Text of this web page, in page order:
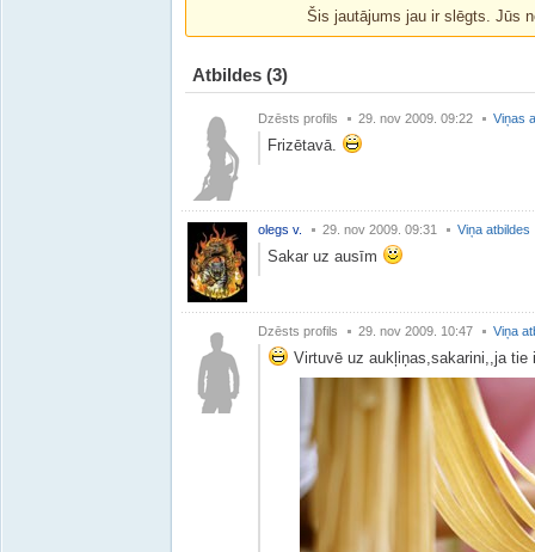
Šis jautājums jau ir slēgts. Jūs
Atbildes (3)
Dzēsts profils 29. nov 2009. 09:22 Viņas
Frizētavā.
olegs v. 29. nov 2009. 09:31 Viņa atbildes
Sakar uz ausīm
Dzēsts profils 29. nov 2009. 10:47 Viņa
Virtuvē uz aukļiņas,sakarini,,ja